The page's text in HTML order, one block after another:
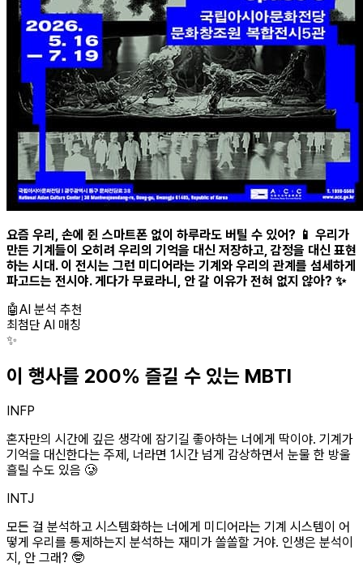
요즘 우리, 손에 쥔 스마트폰 없이 하루라도 버틸 수 있어? 📱 우리가
만든 기계들이 오히려 우리의 기억을 대신 저장하고, 감정을 대신 표현
하는 시대. 이 전시는 그런 미디어라는 기계와 우리의 관계를 섬세하게
파고드는 전시야. 게다가 무료라니, 안 갈 이유가 전혀 없지 않아? ✨
🤖AI 분석 추천
최첨단 AI 매칭
✨
이 행사를 200% 즐길 수 있는 MBTI
INFP
혼자만의 시간에 깊은 생각에 잠기길 좋아하는 너에게 딱이야. 기계가
기억을 대신한다는 주제, 너라면 1시간 넘게 감상하면서 눈물 한 방울
흘릴 수도 있음 🥲
INTJ
모든 걸 분석하고 시스템화하는 너에게 미디어라는 기계 시스템이 어
떻게 우리를 통제하는지 분석하는 재미가 쏠쏠할 거야. 인생은 분석이
지, 안 그래? 🤓